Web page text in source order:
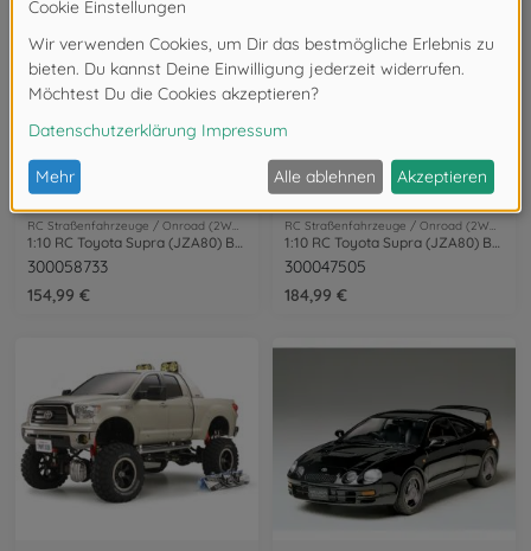
RC Straßenfahrzeuge / Onroad (2WD/4WD)
1:10 RC Toyota Supra (JZA80) BT-01 2WD
300058733
154,99 €
RC Straßenfahrzeuge / Onroad (2WD/4WD)
1:10 RC Toyota Supra (JZA80) BT-01 Lack.
300047505
184,99 €